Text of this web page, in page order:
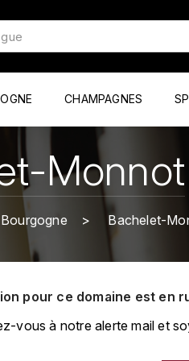
CHAMPAGNES
Monnot
Bourgogne Bachelet-
pour ce domaine est en
vous à notre alerte mail et